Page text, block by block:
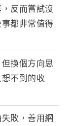
反而嘗試沒
都非常值得
換個方向思
不到的收
敗，善用網